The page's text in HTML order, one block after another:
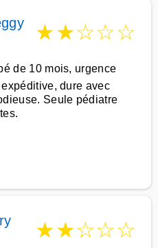
★★☆☆☆
de 10 mois, urgence
dure avec
Seule pédiatre
★★☆☆☆